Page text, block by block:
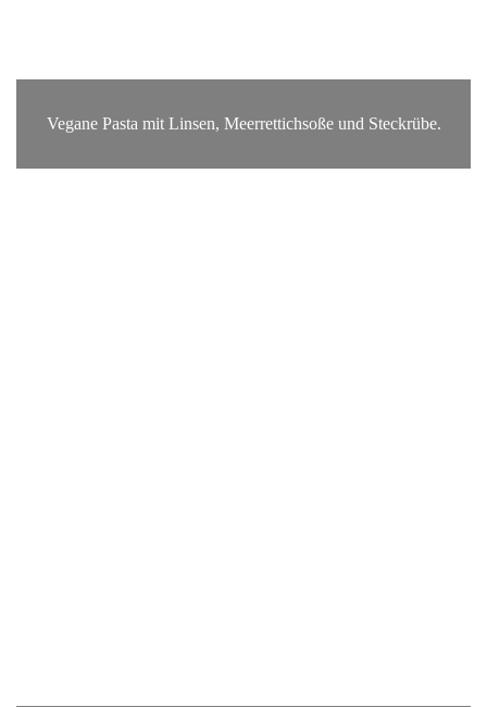
Vegane Pasta mit Linsen, Meerrettichsoße und Steckrübe.